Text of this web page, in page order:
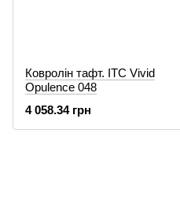
Ковролін тафт. ITC Vivid
Opulence 048
4 058.34 грн